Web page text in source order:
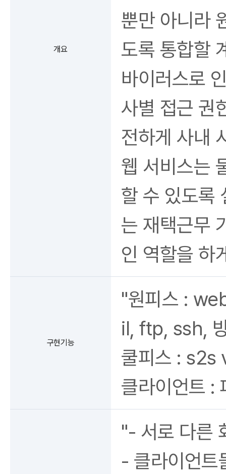
개요
뿐만 아니라
도록 통합할
바이러스로
사별 접근 권
전하게 사내
웹 서비스는
할 수 있도록
는 재택근무
인 역할을 하
구현기능
"원피스 :
il, ftp, ssh,
쿨피스 : s2s
클라이언트
"- 서로 다른
- 클라이언트